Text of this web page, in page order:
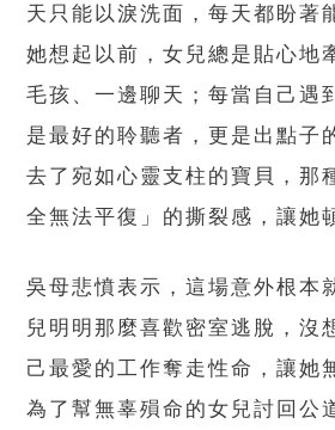
天只能以淚洗面，每天都盼著
她想起以前，女兒總是貼心地
毛孩、一邊聊天；每當自己遇
是最好的聆聽者，更是出點子
去了宛如心靈支柱的寶貝，那
全無法平復」的撕裂感，讓她
吳母悲憤表示，這場意外根本
兒明明那麼喜歡密室逃脫，沒
己最愛的工作奪走性命，讓她
為了幫無辜殞命的女兒討回公